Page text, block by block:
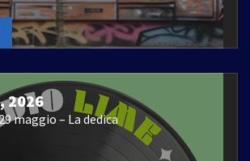
2026
maggio – La dedica